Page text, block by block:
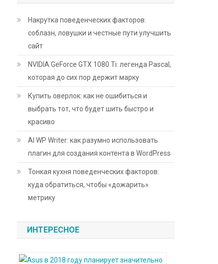
Накрутка поведенческих факторов:
соблазн, ловушки и честные пути улучшить
сайт
NVIDIA GeForce GTX 1080 Ti: легенда Pascal,
которая до сих пор держит марку
Купить оверлок: как не ошибиться и
выбрать тот, что будет шить быстро и
красиво
AI WP Writer: как разумно использовать
плагин для создания контента в WordPress
Тонкая кухня поведенческих факторов:
куда обратиться, чтобы «дожарить»
метрику
ИНТЕРЕСНОЕ